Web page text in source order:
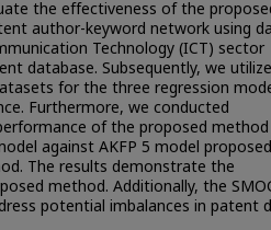
the effectiveness of the
author-keyword network using
Technology (ICT) sector
database. Subsequently, we
for the three regression
Furthermore, we conducted
of the proposed method
against AKFP 5 model
The results demonstrate the
method. Additionally, the
potential imbalances in patent